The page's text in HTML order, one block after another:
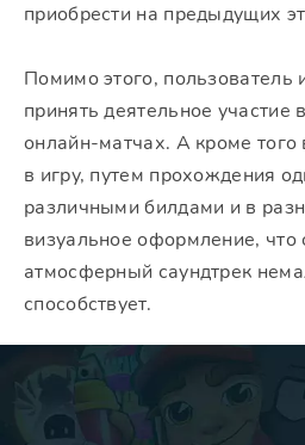
приобрести на предыдущих
Помимо этого, пользователь
принять деятельное участие
онлайн-матчах. А кроме того
в игру, путем прохождения
различными билдами и в
визуальное оформление, что
атмосферный саундтрек
способствует.